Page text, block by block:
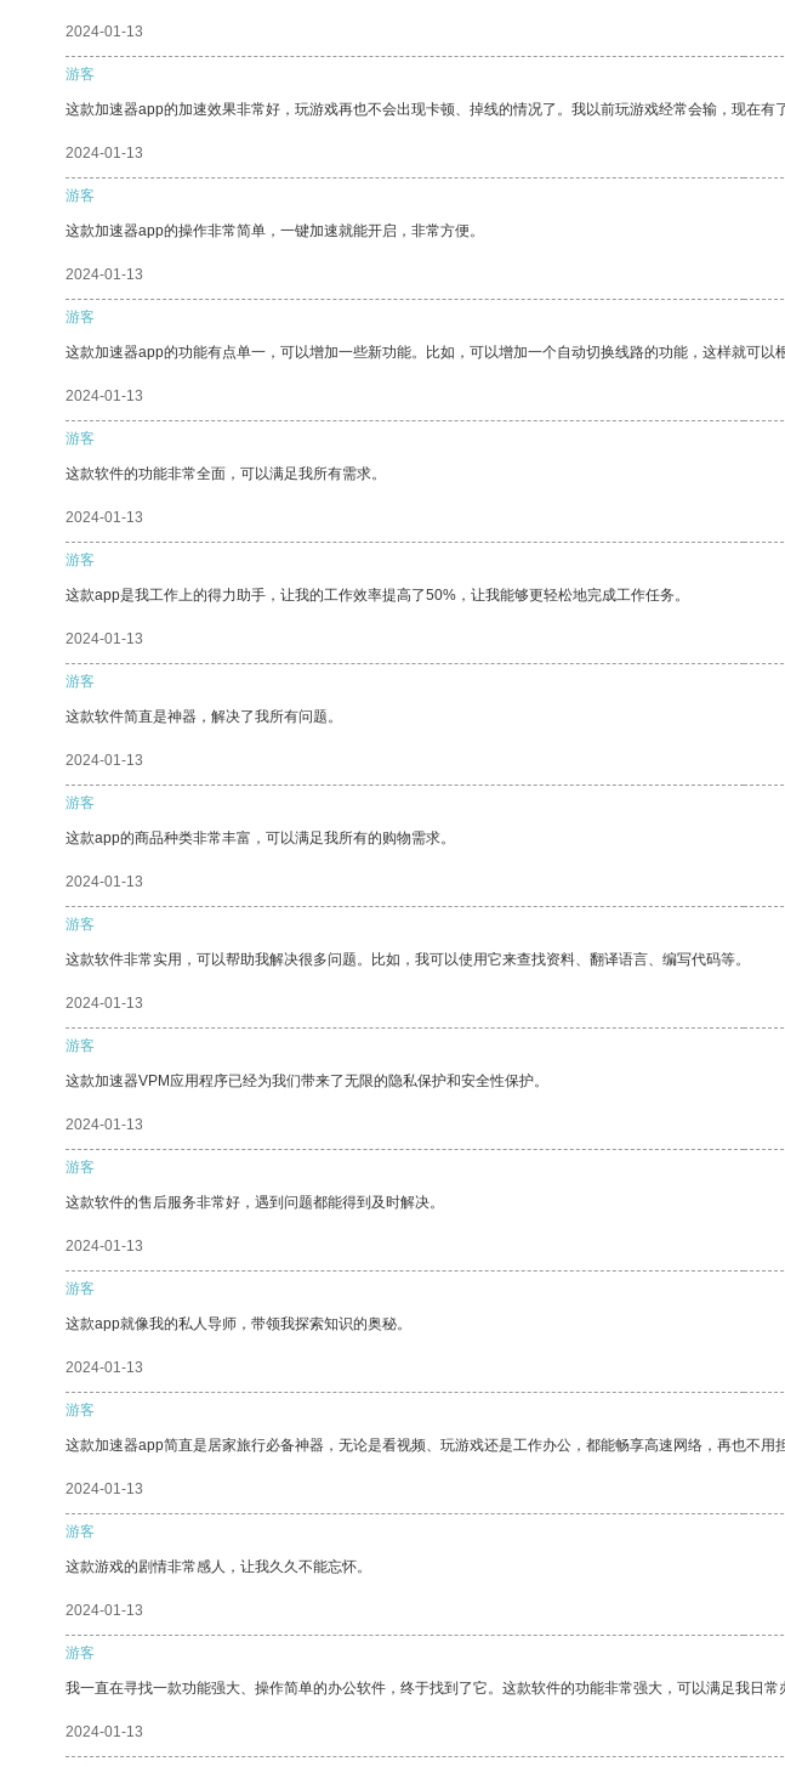
2024-01-13
游客
这款加速器app的加速效果非常好，玩游戏再也不会出现卡顿、掉线的情况了。我以前玩游戏经常会输，现在有
2024-01-13
游客
这款加速器app的操作非常简单，一键加速就能开启，非常方便。
2024-01-13
游客
这款加速器app的功能有点单一，可以增加一些新功能。比如，可以增加一个自动切换线路的功能，这样就可以
2024-01-13
游客
这款软件的功能非常全面，可以满足我所有需求。
2024-01-13
游客
这款app是我工作上的得力助手，让我的工作效率提高了50%，让我能够更轻松地完成工作任务。
2024-01-13
游客
这款软件简直是神器，解决了我所有问题。
2024-01-13
游客
这款app的商品种类非常丰富，可以满足我所有的购物需求。
2024-01-13
游客
这款软件非常实用，可以帮助我解决很多问题。比如，我可以使用它来查找资料、翻译语言、编写代码等。
2024-01-13
游客
这款加速器VPM应用程序已经为我们带来了无限的隐私保护和安全性保护。
2024-01-13
游客
这款软件的售后服务非常好，遇到问题都能得到及时解决。
2024-01-13
游客
这款app就像我的私人导师，带领我探索知识的奥秘。
2024-01-13
游客
这款加速器app简直是居家旅行必备神器，无论是看视频、玩游戏还是工作办公，都能畅享高速网络，再也不用
2024-01-13
游客
这款游戏的剧情非常感人，让我久久不能忘怀。
2024-01-13
游客
我一直在寻找一款功能强大、操作简单的办公软件，终于找到了它。这款软件的功能非常强大，可以满足我日
2024-01-13